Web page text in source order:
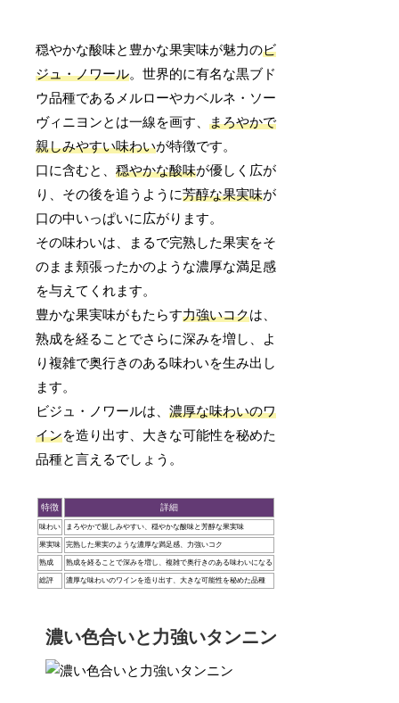
穏やかな酸味と豊かな果実味が魅力のビ
ジュ・ノワール。世界的に有名な黒ブド
ウ品種であるメルローやカベルネ・ソー
ヴィニヨンとは一線を画す、まろやかで
親しみやすい味わいが特徴です。
口に含むと、穏やかな酸味が優しく広が
り、その後を追うように芳醇な果実味が
口の中いっぱいに広がります。
その味わいは、まるで完熟した果実をそ
のまま頬張ったかのような濃厚な満足感
を与えてくれます。
豊かな果実味がもたらす力強いコクは、
熟成を経ることでさらに深みを増し、よ
り複雑で奥行きのある味わいを生み出し
ます。
ビジュ・ノワールは、濃厚な味わいのワ
インを造り出す、大きな可能性を秘めた
品種と言えるでしょう。
特徴 詳細
味わい まろやかで親しみやすい、穏やかな酸味と芳醇な果実味
果実味 完熟した果実のような濃厚な満足感、力強いコク
熟成 熟成を経ることで深みを増し、複雑で奥行きのある味わいになる
総評 濃厚な味わいのワインを造り出す、大きな可能性を秘めた品種
濃い色合いと力強いタンニン